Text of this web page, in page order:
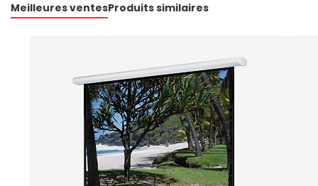
Meilleures ventesProduits similaires